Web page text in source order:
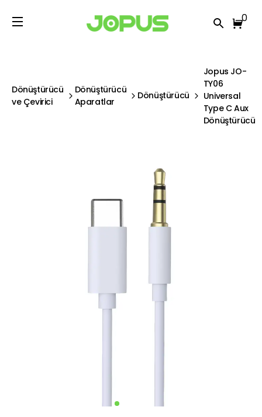
0
Dönüştürücü
ve Çevirici
Dönüştürücü
Aparatlar
Dönüştürücü
Jopus JO-
TY06
Universal
Type C Aux
Dönüştürücü